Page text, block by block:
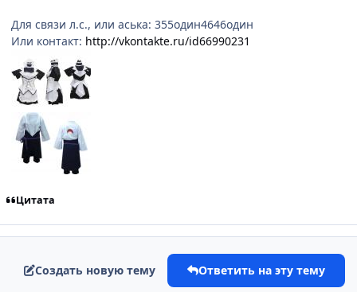
Для связи л.с., или аська: 355один4646один
Или контакт: http://vkontakte.ru/id66990231
Цитата
Создать новую тему Ответить на эту тему